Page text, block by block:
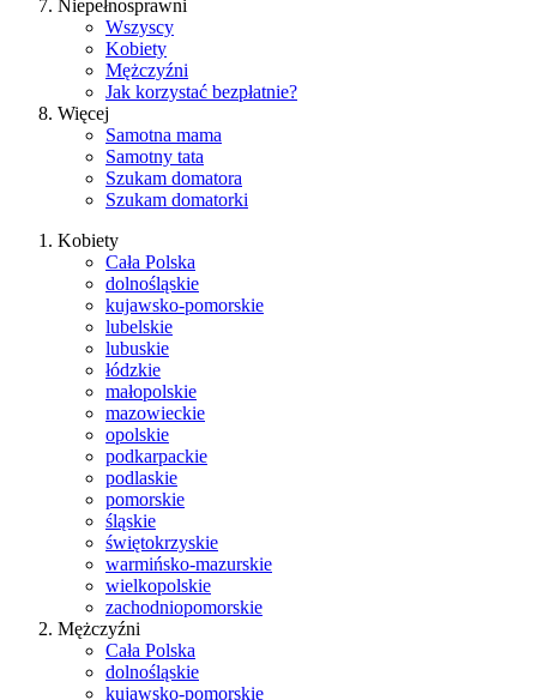
Niepełnosprawni
Wszyscy
Kobiety
Mężczyźni
Jak korzystać bezpłatnie?
Więcej
Samotna mama
Samotny tata
Szukam domatora
Szukam domatorki
Kobiety
Cała Polska
dolnośląskie
kujawsko-pomorskie
lubelskie
lubuskie
łódzkie
małopolskie
mazowieckie
opolskie
podkarpackie
podlaskie
pomorskie
śląskie
świętokrzyskie
warmińsko-mazurskie
wielkopolskie
zachodniopomorskie
Mężczyźni
Cała Polska
dolnośląskie
kujawsko-pomorskie